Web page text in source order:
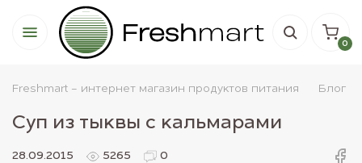
0
Freshmart - интернет магазин продуктов питания Блог
Суп из тыквы с кальмарами
28.09.2015 5265 0